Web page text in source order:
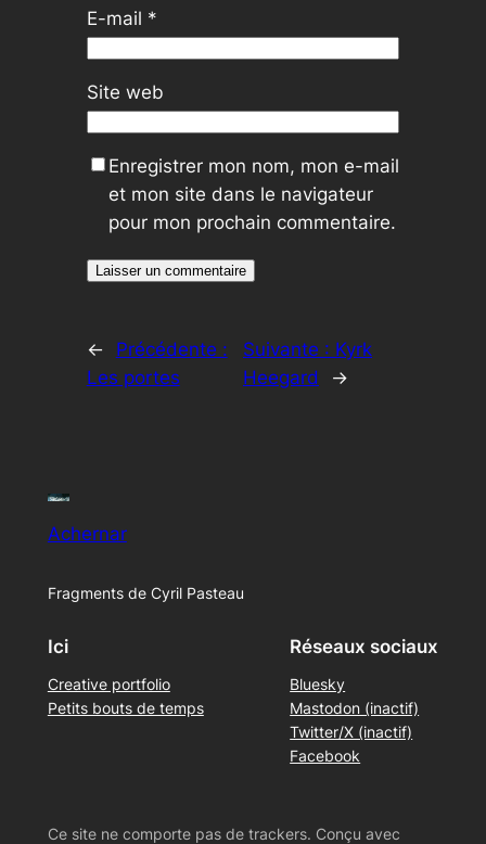
E-mail *
Site web
Enregistrer mon nom, mon e-mail
et mon site dans le navigateur
pour mon prochain commentaire.
←
Précédente :
Les portes
Suivante : Kyrk
Heegard
→
Achernar
Fragments de Cyril Pasteau
Ici
Creative portfolio
Petits bouts de temps
Réseaux sociaux
Bluesky
Mastodon (inactif)
Twitter/X (inactif)
Facebook
Ce site ne comporte pas de trackers. Conçu avec